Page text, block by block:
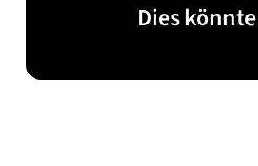
Dies